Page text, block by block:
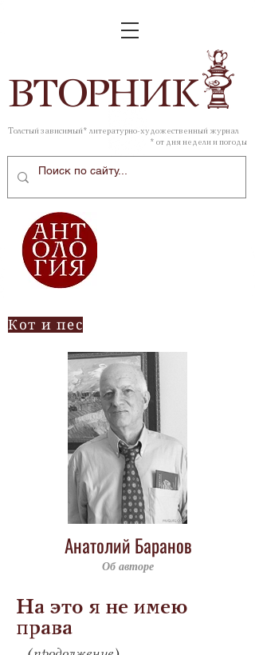
ВТОРНИК
Толстый зависимый* литературно-художественный журнал
* от дня недели и погоды
Кот и пес
Анатолий Баранов
Об авторе
На это я не имею
права